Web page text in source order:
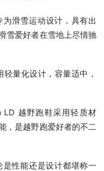
滑雪运动设计，具有出
雪爱好者在雪地上尽情驰
量化设计，容量适中，
越野跑鞋采用轻质材
，是越野跑爱好者的不二
性能还是设计都堪称一